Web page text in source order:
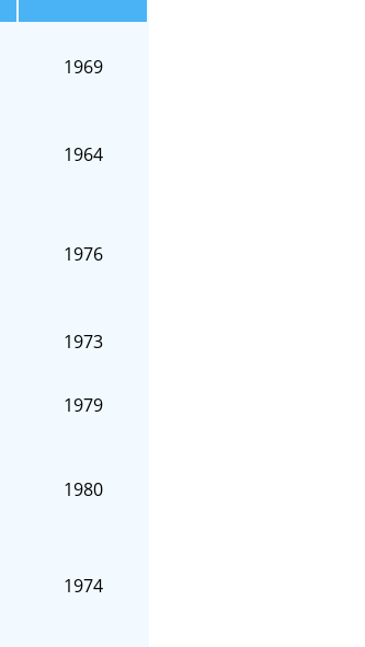
1969
1964
1976
1973
1979
1980
1974